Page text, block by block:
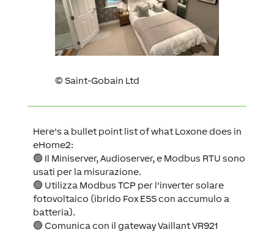
© Saint-Gobain Ltd
Here's a bullet point list of what Loxone does in
eHome2:
🟢 Il Miniserver, Audioserver, e Modbus RTU sono
usati per la misurazione.
🟢 Utilizza Modbus TCP per l'inverter solare
fotovoltaico (ibrido Fox ESS con accumulo a
batteria).
🟢 Comunica con il gateway Vaillant VR921